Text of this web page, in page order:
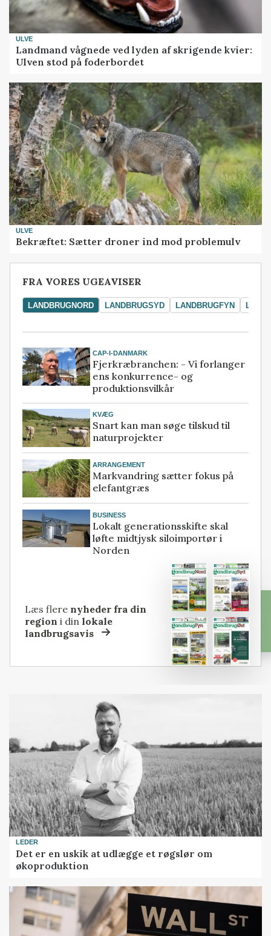
ULVE
Landmand vågnede ved lyden af skrigende kvier:
Ulven stod på foderbordet
ULVE
Bekræftet: Sætter droner ind mod problemulv
FRA VORES UGEAVISER
LANDBRUGNORD LANDBRUGSYD LANDBRUGFYN
CAP-I-DANMARK
Fjerkræbranchen: - Vi forlanger
ens konkurrence- og
produktionsvilkår
KVÆG
Snart kan man søge tilskud til
naturprojekter
ARRANGEMENT
Markvandring sætter fokus på
elefantgræs
BUSINESS
Lokalt generationsskifte skal
løfte midtjysk siloimportør i
Norden
Læs flere nyheder fra din
region i dinlokale
landbrugsavis
LEDER
Det er en uskik at udlægge et røgslør om
økoproduktion